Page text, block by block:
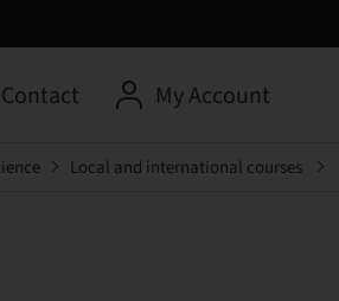
Contact My Account
Local and international courses